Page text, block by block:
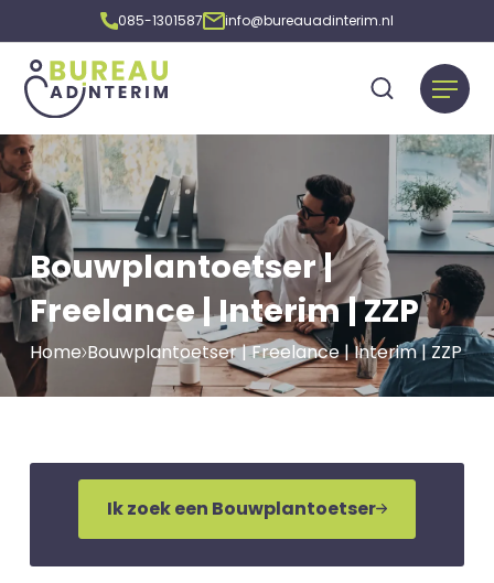
085-1301587 info@bureauadinterim.nl
Bouwplantoetser |
Freelance | Interim | ZZP
Home Bouwplantoetser | Freelance | Interim | ZZP
Ik zoek een Bouwplantoetser